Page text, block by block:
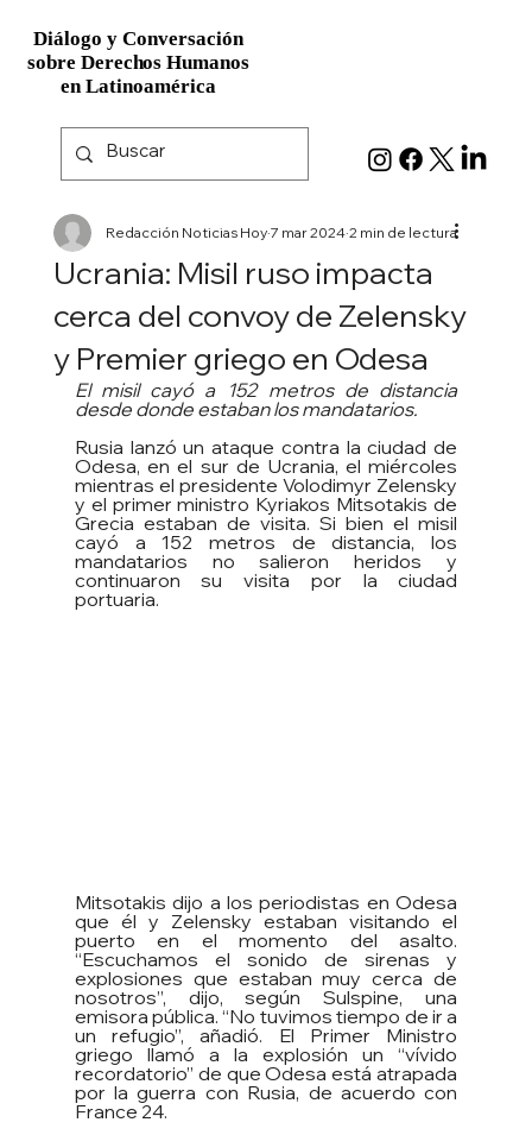
Diálogo y Conversación
sobre Derechos Humanos
en Latinoamérica
Diálogo y Conversación
sobre Derechos Humanos
en Latinoamérica
Ucrania: Misil ruso impacta
cerca del convoy de Zelensky
y Premier griego en Odesa
Redacción Noticias Hoy 7 mar 2024 2 min de lectura
El misil cayó a 152 metros de distancia
desde donde estaban los mandatarios.
Rusia lanzó un ataque contra la ciudad de
Odesa, en el sur de Ucrania, el miércoles
mientras el presidente Volodimyr Zelensky
y el primer ministro Kyriakos Mitsotakis de
Grecia estaban de visita. Si bien el misil
cayó a 152 metros de distancia, los
mandatarios no salieron heridos y
continuaron su visita por la ciudad
portuaria.
Mitsotakis dijo a los periodistas en Odesa
que él y Zelensky estaban visitando el
puerto en el momento del asalto.
“Escuchamos el sonido de sirenas y
explosiones que estaban muy cerca de
nosotros”, dijo, según Sulspine, una
emisora pública. “No tuvimos tiempo de ir a
un refugio”, añadió. El Primer Ministro
griego llamó a la explosión un “vívido
recordatorio” de que Odesa está atrapada
por la guerra con Rusia, de acuerdo con
France 24.